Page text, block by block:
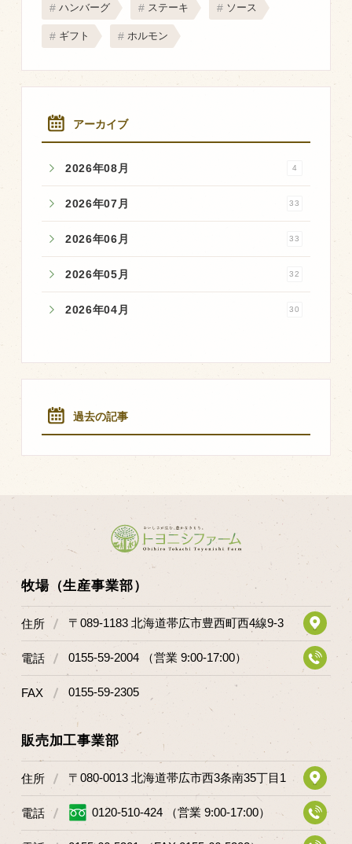
ハンバーグ ステーキ ソース
ギフト ホルモン
アーカイブ
2026年08月 4
2026年07月 33
2026年06月 33
2026年05月 32
2026年04月 30
過去の記事
牧場（生産事業部）
住所 〒089-1183 北海道帯広市豊西町西4線9-3
電話 0155-59-2004 （営業 9:00-17:00）
FAX 0155-59-2305
販売加工事業部
住所 〒080-0013 北海道帯広市西3条南35丁目1
電話 0120-510-424 （営業 9:00-17:00）
LINE公式アカウント
Instagram